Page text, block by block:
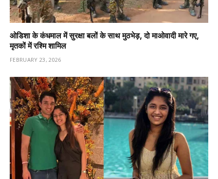
ओडिशा के कंधमाल में सुरक्षा बलों के साथ मुठभेड़, दो माओवादी मारे गए,
मृतकों में रश्मि शामिल
FEBRUARY 23, 2026